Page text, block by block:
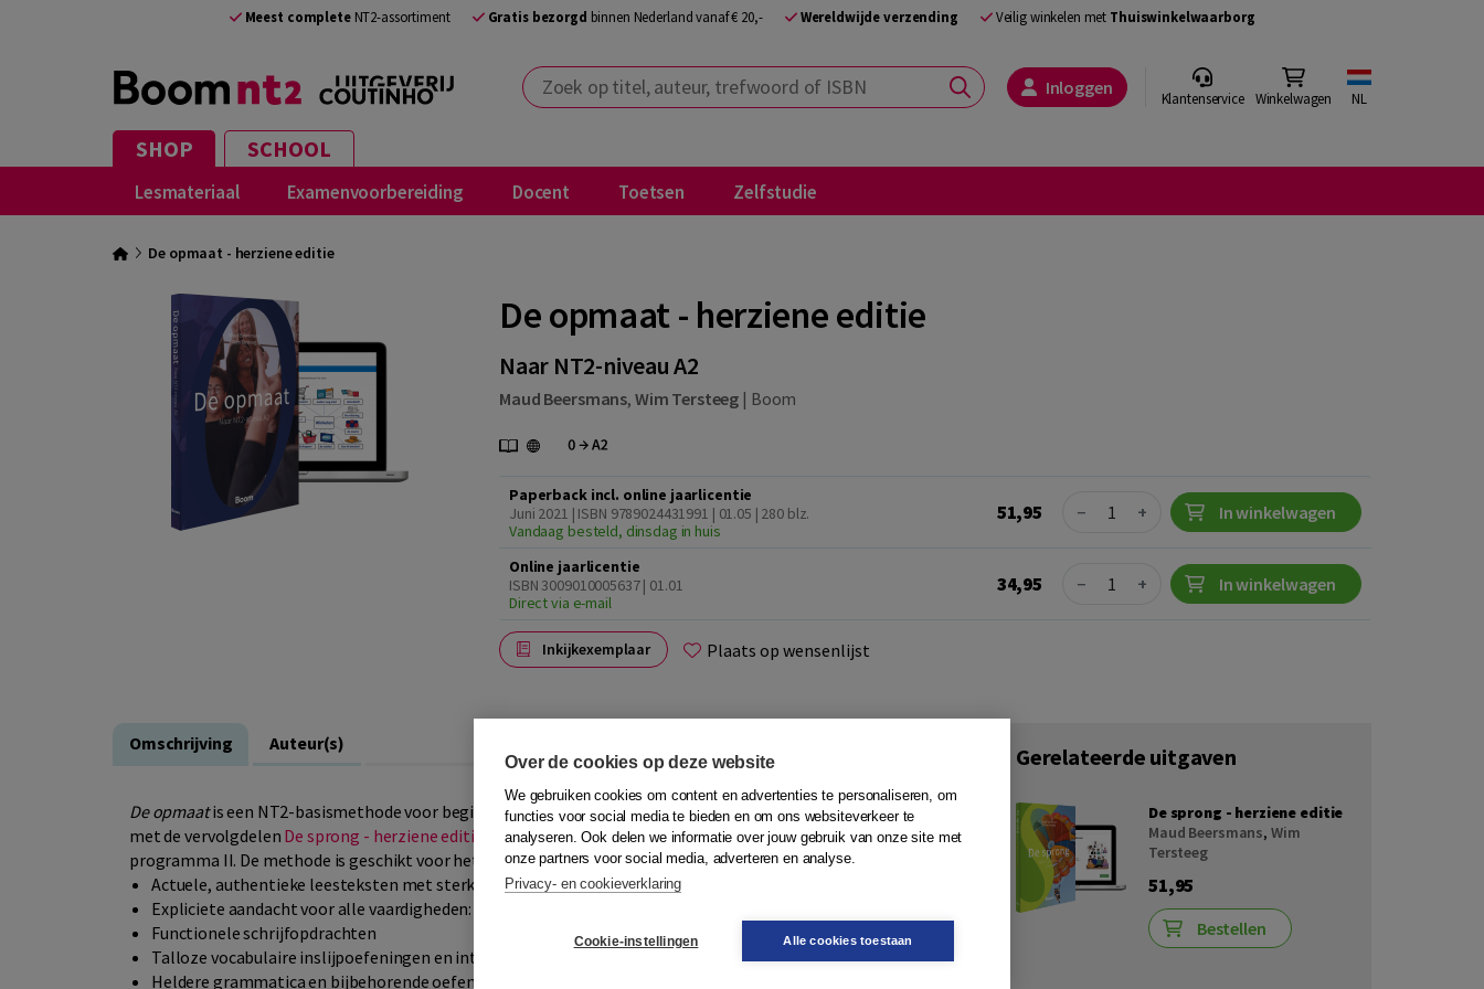
Meest completeNT2-assortiment Gratis bezorgd binnen Nederland vanaf € 20,- Wereldwijde verzending Veilig winkelen met Thuiswinkelwaarborg
Zoek op titel, auteur, trefwoord of ISBN Inloggen Klantenservice Winkelwagen NL
SHOP SCHOOL
Lesmateriaal Examenvoorbereiding Docent Toetsen Zelfstudie
De opmaat - herziene editie
De opmaat - herziene editie
Naar NT2-niveau A2
Maud Beersmans, Wim Tersteeg | Boom
Paperback incl. online jaarlicentie
Juni 2021 | ISBN 9789024431991 | 01.05 | 280 blz.
Vandaag besteld, dinsdag in huis
51,95 Quantity
− + In winkelwagen
Online jaarlicentie
ISBN 3009010005637 | 01.01
Direct via e-mail
34,95 Quantity
− + In winkelwagen
Inkijkexemplaar Plaats op wensenlijst
Omschrijving Auteur(s)
De opmaatis een NT2-basismethode voor beginnende theoretisch geschoolde anderstaligen, die samen
met de vervolgdelen De sprong - herziene editie enDe finaletoeleidt naar het Staatsexamen NT2
programma II. De methode is geschikt voor het gebruik in groepsverband, maa r ook voor zelfstudie.
Actuele, authentieke leesteksten met sterke visuele ondersteuning in kleur
Expliciete aandacht voor alle vaardigheden: luisteren, lezen, schrijven en spreken
Functionele schrijfopdrachten
Talloze vocabulaire inslijpoefeningen en interactieve oefeningen online
Heldere grammatica en bijbehorende oefeningen in aparte Taalhulp
Gerelateerde uitgaven
De sprong - herziene editie
Maud Beersmans, Wim
Tersteeg
51,95
Bestellen
Over de cookies op deze website
We gebruiken cookies om content en advertenties te personaliseren, om
functies voor social media te bieden en om ons websiteverkeer te
analyseren. Ook delen we informatie over jouw gebruik van onze site met
onze partners voor social media, adverteren en analyse.
Privacy- en cookieverklaring
Cookie-instellingen Alle cookies toestaan